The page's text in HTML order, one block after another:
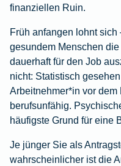
finanziellen Ruin.
Früh anfangen lohnt
gesundem Menschen
dauerhaft für den Job
nicht: Statistisch
Arbeitnehmer*in vor
berufsunfähig.
häufigste Grund für eine
Je jünger Sie als
wahrscheinlicher ist die